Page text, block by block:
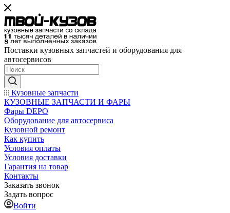
Поставки кузовных запчастей и оборудования для
автосервисов
Кузовные запчасти
КУЗОВНЫЕ ЗАПЧАСТИ И ФАРЫ
Фары DEPO
Оборудование для автосервиса
Кузовной ремонт
Как купить
Условия оплаты
Условия доставки
Гарантия на товар
Контакты
Заказать звонок
Задать вопрос
Войти